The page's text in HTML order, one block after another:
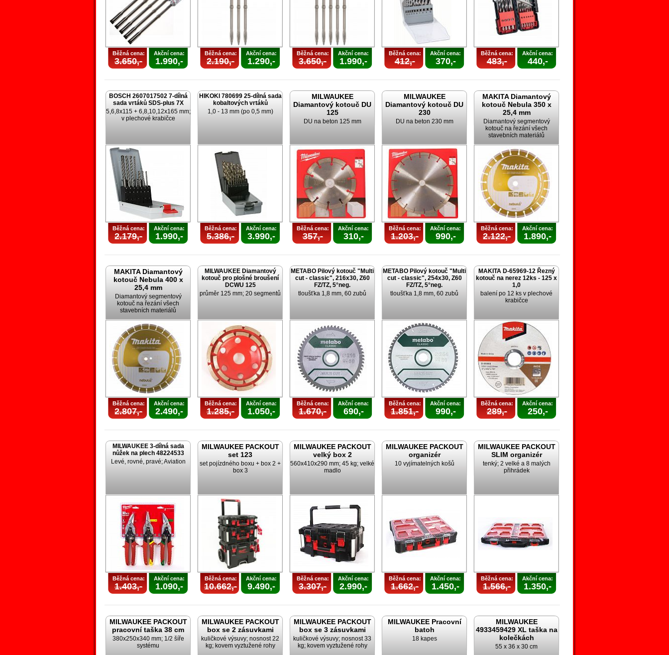
Běžná cena:
3.650,-
Akční cena:
1.990,-
Běžná cena:
2.190,-
Akční cena:
1.290,-
Běžná cena:
3.650,-
Akční cena:
1.990,-
Běžná cena:
412,-
Akční cena:
370,-
Běžná cena:
483,-
Akční cena:
440,-
BOSCH 2607017502 7-dílná
sada vrtáků SDS-plus 7X
5,6,8x115 + 6,8,10,12x165 mm;
v plechové krabičce
Běžná cena:
2.179,-
Akční cena:
1.990,-
HIKOKI 780699 25-dílná sada
kobaltových vrtáků
1,0 - 13 mm (po 0,5 mm)
Běžná cena:
5.386,-
Akční cena:
3.990,-
MILWAUKEE
Diamantový kotouč DU
125
DU na beton 125 mm
Běžná cena:
357,-
Akční cena:
310,-
MILWAUKEE
Diamantový kotouč DU
230
DU na beton 230 mm
Běžná cena:
1.203,-
Akční cena:
990,-
MAKITA Diamantový
kotouč Nebula 350 x
25,4 mm
Diamantový segmentový
kotouč na řezání všech
stavebních materiálů
Běžná cena:
2.122,-
Akční cena:
1.890,-
MAKITA Diamantový
kotouč Nebula 400 x
25,4 mm
Diamantový segmentový
kotouč na řezání všech
stavebních materiálů
Běžná cena:
2.807,-
Akční cena:
2.490,-
MILWAUKEE Diamantový
kotouč pro plošné broušení
DCWU 125
průměr 125 mm; 20 segmentů
Běžná cena:
1.285,-
Akční cena:
1.050,-
METABO Pilový kotouč "Multi
cut - classic", 216x30, Z60
FZ/TZ, 5°neg.
tloušťka 1,8 mm, 60 zubů
Běžná cena:
1.670,-
Akční cena:
690,-
METABO Pilový kotouč "Multi
cut - classic", 254x30, Z60
FZ/TZ, 5°neg.
tloušťka 1,8 mm, 60 zubů
Běžná cena:
1.851,-
Akční cena:
990,-
MAKITA D-65969-12 Řezný
kotouč na nerez 12ks - 125 x
1,0
balení po 12 ks v plechové
krabičce
Běžná cena:
289,-
Akční cena:
250,-
MILWAUKEE 3-dílná sada
nůžek na plech 48224533
Levé, rovné, pravé; Aviation
Běžná cena:
1.403,-
Akční cena:
1.090,-
MILWAUKEE PACKOUT
set 123
set pojízdného boxu + box 2 +
box 3
Běžná cena:
10.662,-
Akční cena:
9.490,-
MILWAUKEE PACKOUT
velký box 2
560x410x290 mm; 45 kg; velké
madlo
Běžná cena:
3.307,-
Akční cena:
2.990,-
MILWAUKEE PACKOUT
organizér
10 vyjímatelných košů
Běžná cena:
1.662,-
Akční cena:
1.450,-
MILWAUKEE PACKOUT
SLIM organizér
tenký; 2 velké a 8 malých
přihrádek
Běžná cena:
1.566,-
Akční cena:
1.350,-
MILWAUKEE PACKOUT
pracovní taška 38 cm
380x250x340 mm; 1/2 šíře
systému
MILWAUKEE PACKOUT
box se 2 zásuvkami
kuličkové výsuvy; nosnost 22
kg; kovem vyztužené rohy
MILWAUKEE PACKOUT
box se 3 zásuvkami
kuličkové výsuvy; nosnost 33
kg; kovem vyztužené rohy
MILWAUKEE Pracovní
batoh
18 kapes
MILWAUKEE
4933459429 XL taška na
kolečkách
55 x 36 x 30 cm